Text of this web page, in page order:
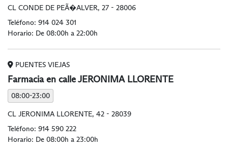
CL CONDE DE PEÃ�ALVER, 27 - 28006
Teléfono: 914 024 301
Horario: De 08:00h a 22:00h
PUENTES VIEJAS
Farmacia en calle JERONIMA LLORENTE
08:00-23:00
CL JERONIMA LLORENTE, 42 - 28039
Teléfono: 914 590 222
Horario: De 08:00h a 23:00h